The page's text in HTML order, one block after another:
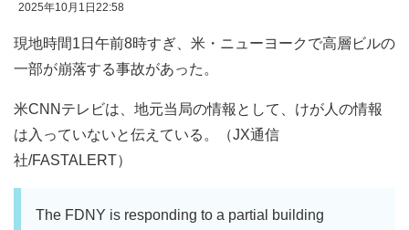
2025年10月1日22:58
現地時間1日午前8時すぎ、米・ニューヨークで高層ビルの
一部が崩落する事故があった。
米CNNテレビは、地元当局の情報として、けが人の情報
は入っていないと伝えている。（JX通信
社/FASTALERT）
The FDNY is responding to a partial building